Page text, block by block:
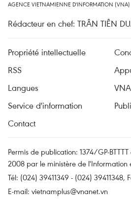
AGENCE VIETNAMIENNE D'INFORMATION (VNA)
Rédacteur en chef: TRÂN TIÊN
Propriété intellectuelle
RSS
Langues
VNA
Service d'information
Contact
Permis de publication: 1374/GP-
2008 par le ministère de l'Information
Tél: (024) 39411349 - (024) 39411348,
E-mail: vietnamplus@vnanet.vn